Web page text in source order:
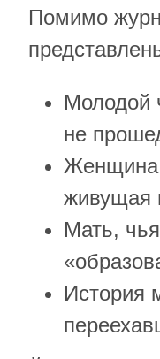
Помимо
Молодой
не
Женщина,
живущая
Мать,
История